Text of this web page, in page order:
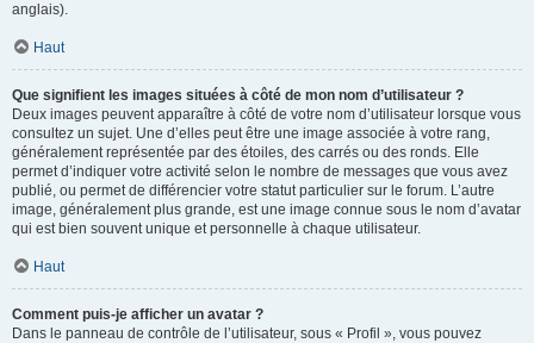
anglais).
Haut
Que signifient les images situées à côté de mon nom d’utilisateur ?
Deux images peuvent apparaître à côté de votre nom d’utilisateur lorsque vous
consultez un sujet. Une d’elles peut être une image associée à votre rang,
généralement représentée par des étoiles, des carrés ou des ronds. Elle
permet d’indiquer votre activité selon le nombre de messages que vous avez
publié, ou permet de différencier votre statut particulier sur le forum. L’autre
image, généralement plus grande, est une image connue sous le nom d’avatar
qui est bien souvent unique et personnelle à chaque utilisateur.
Haut
Comment puis-je afficher un avatar ?
Dans le panneau de contrôle de l’utilisateur, sous « Profil », vous pouvez